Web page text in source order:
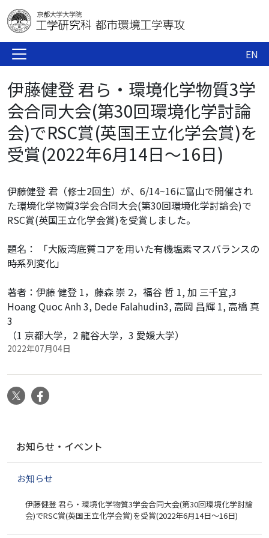
EN
伊藤健登 君ら・環境化学物質3学
会合同大会(第30回環境化学討論
会)でRSC賞(英国王立化学会賞)を
受賞(2022年6月14日～16日)
伊藤健登 君（修士2回生）が、6/14~16に富山で開催され
た環境化学物質3学会合同大会(第30回環境化学討論会)で
RSC賞(英国王立化学会賞)を受賞しました。
題名：
「大阪湾底質コアを用いた有機塩素マスバランスの
時系列変化」
著者： 伊藤 健登 1，藤森 崇 2，福谷 哲 1, 加 三千宜,3
Hoang Quoc Anh 3, Dede Falahudin3, 高岡 昌輝 1, 高橋 真
3
（1 京都大学，2 龍谷大学，3 愛媛大学）
2022年07月04日
X
ゲ
お知らせ・イベント
お知らせ
伊藤健登 君ら・環境化学物質3学会合同大会(第30回環境化学討論
会)でRSC賞(英国王立化学会賞)を受賞(2022年6月14日～16日)